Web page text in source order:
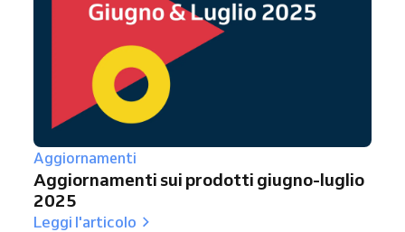
Aggiornamenti
Aggiornamenti sui prodotti giugno-luglio
2025
Leggi l'articolo